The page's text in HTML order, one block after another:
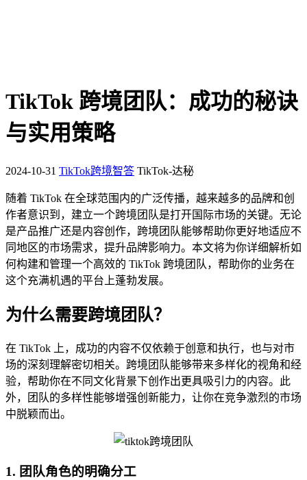
TikTok 跨境团队：成功的秘诀
与实用策略
2024-10-31 TikTok跨境智答 TikTok-达秘
随着 TikTok 在全球范围内的广泛传播，越来越多的品牌和创
作者意识到，建立一个跨境团队是打开国际市场的关键。无论
是产品推广还是内容创作，跨境团队能够帮助你更好地适应不
同地区的市场需求，提升品牌影响力。本文将为你详细解析如
何构建和管理一个高效的 TikTok 跨境团队，帮助你的业务在
这个充满机遇的平台上蓬勃发展。
为什么需要跨境团队？
在 TikTok 上，成功的内容不仅依赖于创意和执行，也与对市
场的深刻理解密切相关。跨境团队能够带来多样化的视角和经
验，帮助你在不同文化背景下创作出更具吸引力的内容。此
外，团队的多样性能够增强创新能力，让你在竞争激烈的市场
中脱颖而出。
1. 团队角色的明确分工